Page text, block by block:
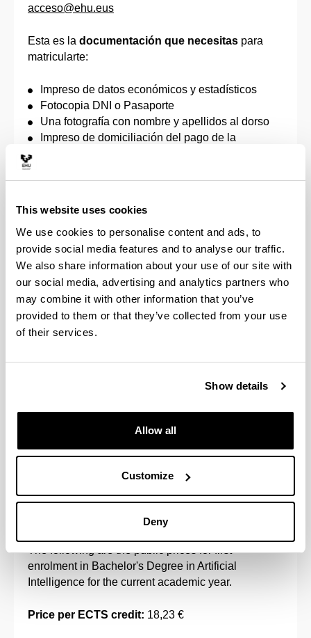
This website uses cookies
We use cookies to personalise content and ads, to
provide social media features and to analyse our traffic.
We also share information about your use of our site with
our social media, advertising and analytics partners who
may combine it with other information that you’ve
provided to them or that they’ve collected from your use
of their services.
Show details
Allow all
Customize
Deny
acceso@ehu.eus
Esta es la documentación que necesitas para
matricularte:
Impreso de datos económicos y estadísticos
Fotocopia DNI o Pasaporte
Una fotografía con nombre y apellidos al dorso
Impreso de domiciliación del pago de la
orden que apruebe el Gobierno Vasco, por la que
se fijan los precios a satisfacer por la prestación
de servicios académicos universitarios (personas
discapacitadas, familias numerosas, víctimas de
actos terroristas, violencia de género u otras, con
las condiciones que establezca la Orden de
Precios Públicos para cada caso).
Impreso de solicitud de beca o resguardo de
Declaración de compromiso de comportamiento
Fees, payment methods and
The following are the public prices for first
enrolment in Bachelor's Degree in Artificial
Intelligence for the current academic year.
Price per ECTS credit: 18,23 €